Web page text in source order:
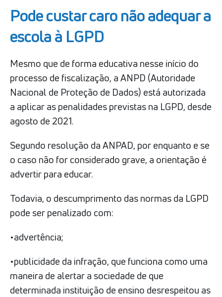
Pode custar caro não adequar a
escola à LGPD
Mesmo que de forma educativa nesse início do
processo de fiscalização, a ANPD (Autoridade
Nacional de Proteção de Dados) está autorizada
a aplicar as penalidades previstas na LGPD, desde
agosto de 2021.
Segundo resolução da ANPAD, por enquanto e se
o caso não for considerado grave, a orientação é
advertir para educar.
Todavia, o descumprimento das normas da LGPD
pode ser penalizado com:
•advertência;
•publicidade da infração, que funciona como uma
maneira de alertar a sociedade de que
determinada instituição de ensino desrespeitou as